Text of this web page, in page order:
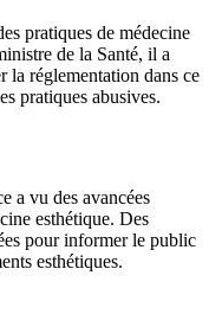
pratiques de médecine
de la Santé, il a
la réglementation dans ce
pratiques abusives.
a vu des avancées
esthétique. Des
pour informer le public
esthétiques.